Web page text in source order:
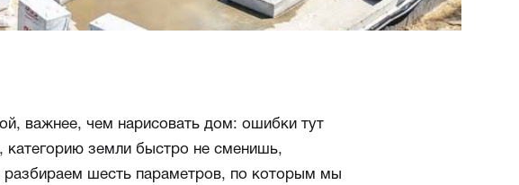
важнее, чем нарисовать дом: ошибки тут
земли быстро не сменишь,
шесть параметров, по которым мы